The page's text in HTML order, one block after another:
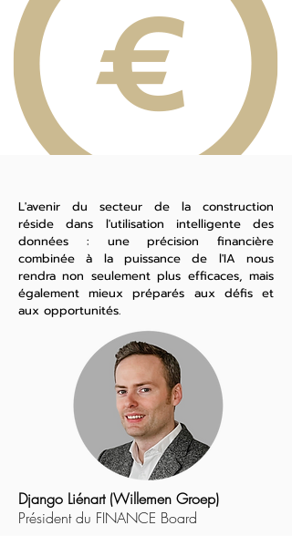
L'avenir du secteur de la construction
réside dans l'utilisation intelligente des
données : une précision financière
combinée à la puissance de l'IA nous
rendra non seulement plus efficaces, mais
également mieux préparés aux défis et
aux opportunités.
Django Liénart (Willemen Groep)
Président du FINANCE Board